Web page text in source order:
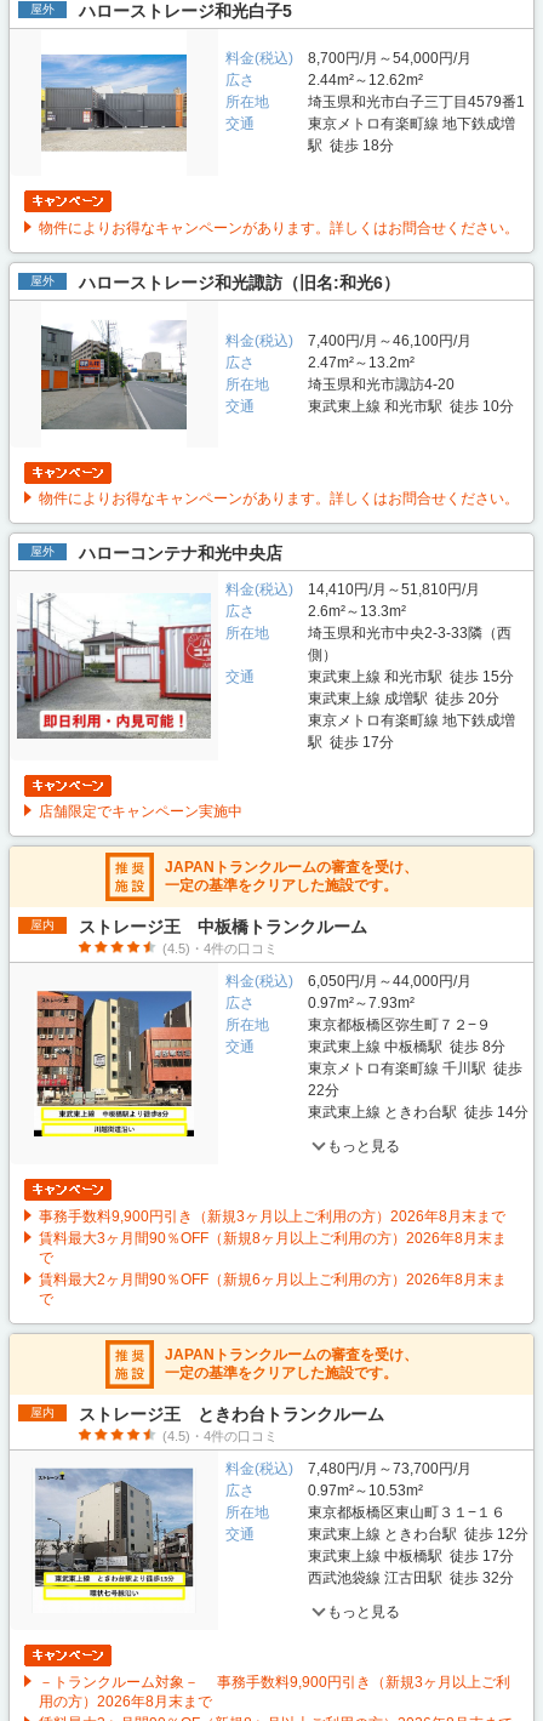
屋外 ハローストレージ和光白子5
料金(税込)
8,700円/月～54,000円/月
広さ
2.44m²～12.62m²
所在地
埼玉県和光市白子三丁目4579番1
交通
東京メトロ有楽町線 地下鉄成増
駅 徒歩 18分
物件によりお得なキャンペーンがあります。詳しくはお問合せください。
屋外 ハローストレージ和光諏訪（旧名:和光6）
料金(税込)
7,400円/月～46,100円/月
広さ
2.47m²～13.2m²
所在地
埼玉県和光市諏訪4-20
交通
東武東上線 和光市駅 徒歩 10分
物件によりお得なキャンペーンがあります。詳しくはお問合せください。
屋外 ハローコンテナ和光中央店
料金(税込)
14,410円/月～51,810円/月
広さ
2.6m²～13.3m²
所在地
埼玉県和光市中央2-3-33隣（西
側）
交通
東武東上線 和光市駅 徒歩 15分
東武東上線 成増駅 徒歩 20分
東京メトロ有楽町線 地下鉄成増
駅 徒歩 17分
店舗限定でキャンペーン実施中
JAPANトランクルームの審査を受け、
一定の基準をクリアした施設です。
屋内 ストレージ王 中板橋トランクルーム
(4.5)・4件の口コミ
料金(税込)
6,050円/月～44,000円/月
広さ
0.97m²～7.93m²
所在地
東京都板橋区弥生町７２−９
交通
東武東上線 中板橋駅 徒歩 8分
東京メトロ有楽町線 千川駅 徒歩
22分
東武東上線 ときわ台駅 徒歩 14分
もっと見る
事務手数料9,900円引き（新規3ヶ月以上ご利用の方）2026年8月末まで
賃料最大3ヶ月間90％OFF（新規8ヶ月以上ご利用の方）2026年8月末ま
で
賃料最大2ヶ月間90％OFF（新規6ヶ月以上ご利用の方）2026年8月末ま
で
JAPANトランクルームの審査を受け、
一定の基準をクリアした施設です。
屋内 ストレージ王 ときわ台トランクルーム
(4.5)・4件の口コミ
料金(税込)
7,480円/月～73,700円/月
広さ
0.97m²～10.53m²
所在地
東京都板橋区東山町３１−１６
交通
東武東上線 ときわ台駅 徒歩 12分
東武東上線 中板橋駅 徒歩 17分
西武池袋線 江古田駅 徒歩 32分
もっと見る
－トランクルーム対象－ 事務手数料9,900円引き（新規3ヶ月以上ご利
用の方）2026年8月末まで